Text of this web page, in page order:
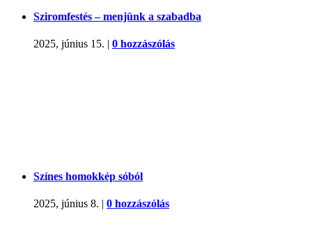
Sziromfestés – menjünk a szabadba
2025, június 15. | 0 hozzászólás
Színes homokkép sóból
2025, június 8. | 0 hozzászólás